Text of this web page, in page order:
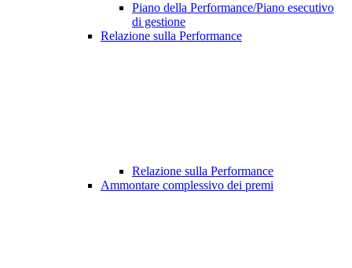
Piano della Performance/Piano esecutivo
di gestione
Relazione sulla Performance
Relazione sulla Performance
Ammontare complessivo dei premi